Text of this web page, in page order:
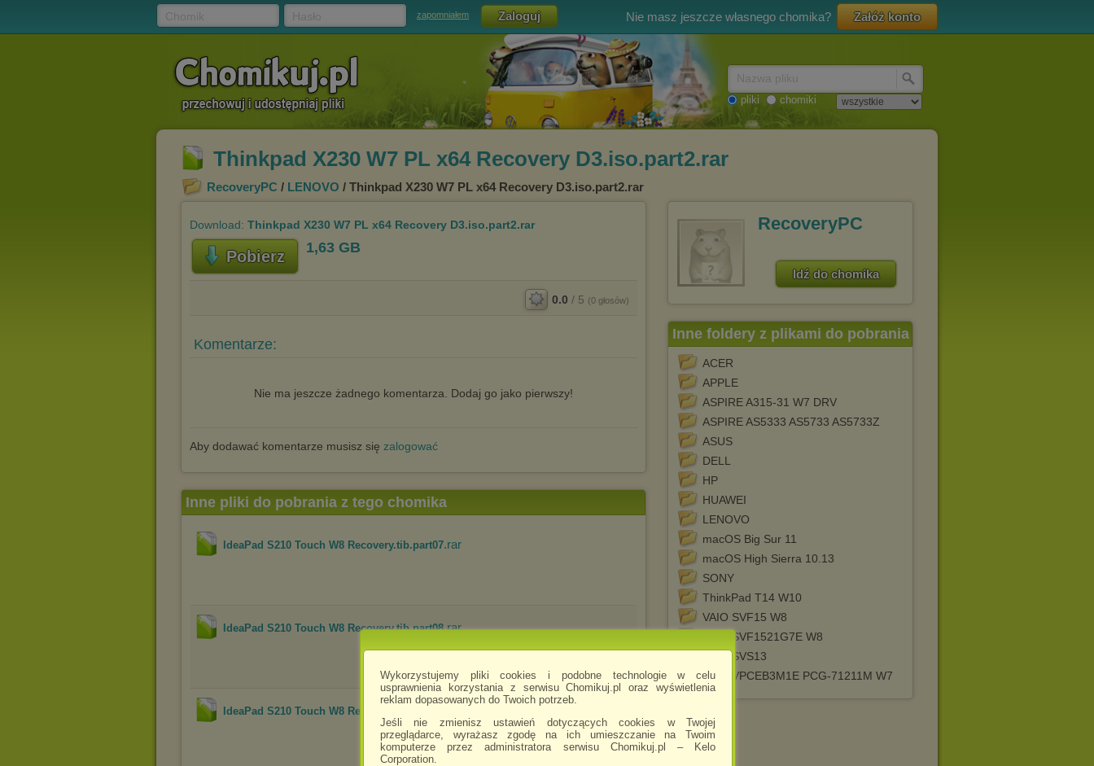
Wykorzystujemy pliki cookies i podobne technologie w celu
usprawnienia korzystania z serwisu Chomikuj.pl oraz wyświetlenia
reklam dopasowanych do Twoich potrzeb.
Jeśli nie zmienisz ustawień dotyczących cookies w Twojej
przeglądarce, wyrażasz zgodę na ich umieszczanie na Twoim
komputerze przez administratora serwisu Chomikuj.pl – Kelo
Corporation.
zapomniałem Nie masz jeszcze własnego chomika? Załóż konto
pliki chomiki
Thinkpad X230 W7 PL x64 Recovery D3.iso.part2.rar
RecoveryPC / LENOVO / Thinkpad X230 W7 PL x64 Recovery D3.iso.part2.rar
Download: Thinkpad X230 W7 PL x64 Recovery D3.iso.part2.rar
Pobierz 1,63 GB
0.0 / 5 (0 głosów)
Komentarze:
Nie ma jeszcze żadnego komentarza. Dodaj go jako pierwszy!
Aby dodawać komentarze musisz się zalogować
RecoveryPC
Idź do chomika
Inne foldery z plikami do pobrania
ACER
APPLE
ASPIRE A315-31 W7 DRV
ASPIRE AS5333 AS5733 AS5733Z
ASUS
DELL
HP
HUAWEI
LENOVO
macOS Big Sur 11
macOS High Sierra 10.13
SONY
ThinkPad T14 W10
VAIO SVF15 W8
VAIO SVF1521G7E W8
VAIO SVS13
VAIO VPCEB3M1E PCG-71211M W7
Inne pliki do pobrania z tego chomika
IdeaPad S210 Touch W8 Recovery.tib.part07.rar
IdeaPad S210 Touch W8 Recovery.tib.part08.rar
IdeaPad S210 Touch W8 Recovery.tib.part09